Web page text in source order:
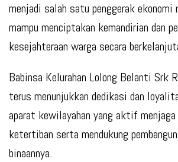
menjadi salah satu penggerak ekonomi
mampu menciptakan kemandirian dan
kesejahteraan warga secara
Babinsa Kelurahan Lolong Belanti Srk
terus menunjukkan dedikasi dan
aparat kewilayahan yang aktif menjaga
ketertiban serta mendukung
binaannya.